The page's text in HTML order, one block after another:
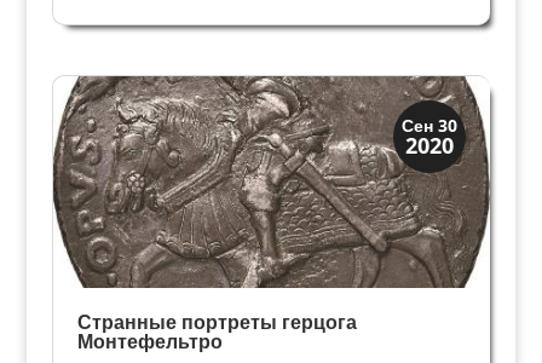
противоречивого Пабло Пикассо. Пикассо –
интерес к себе оставил для нас...
Сен 30
2020
Иконография
Портреты
Странные портреты герцога
Монтефельтро